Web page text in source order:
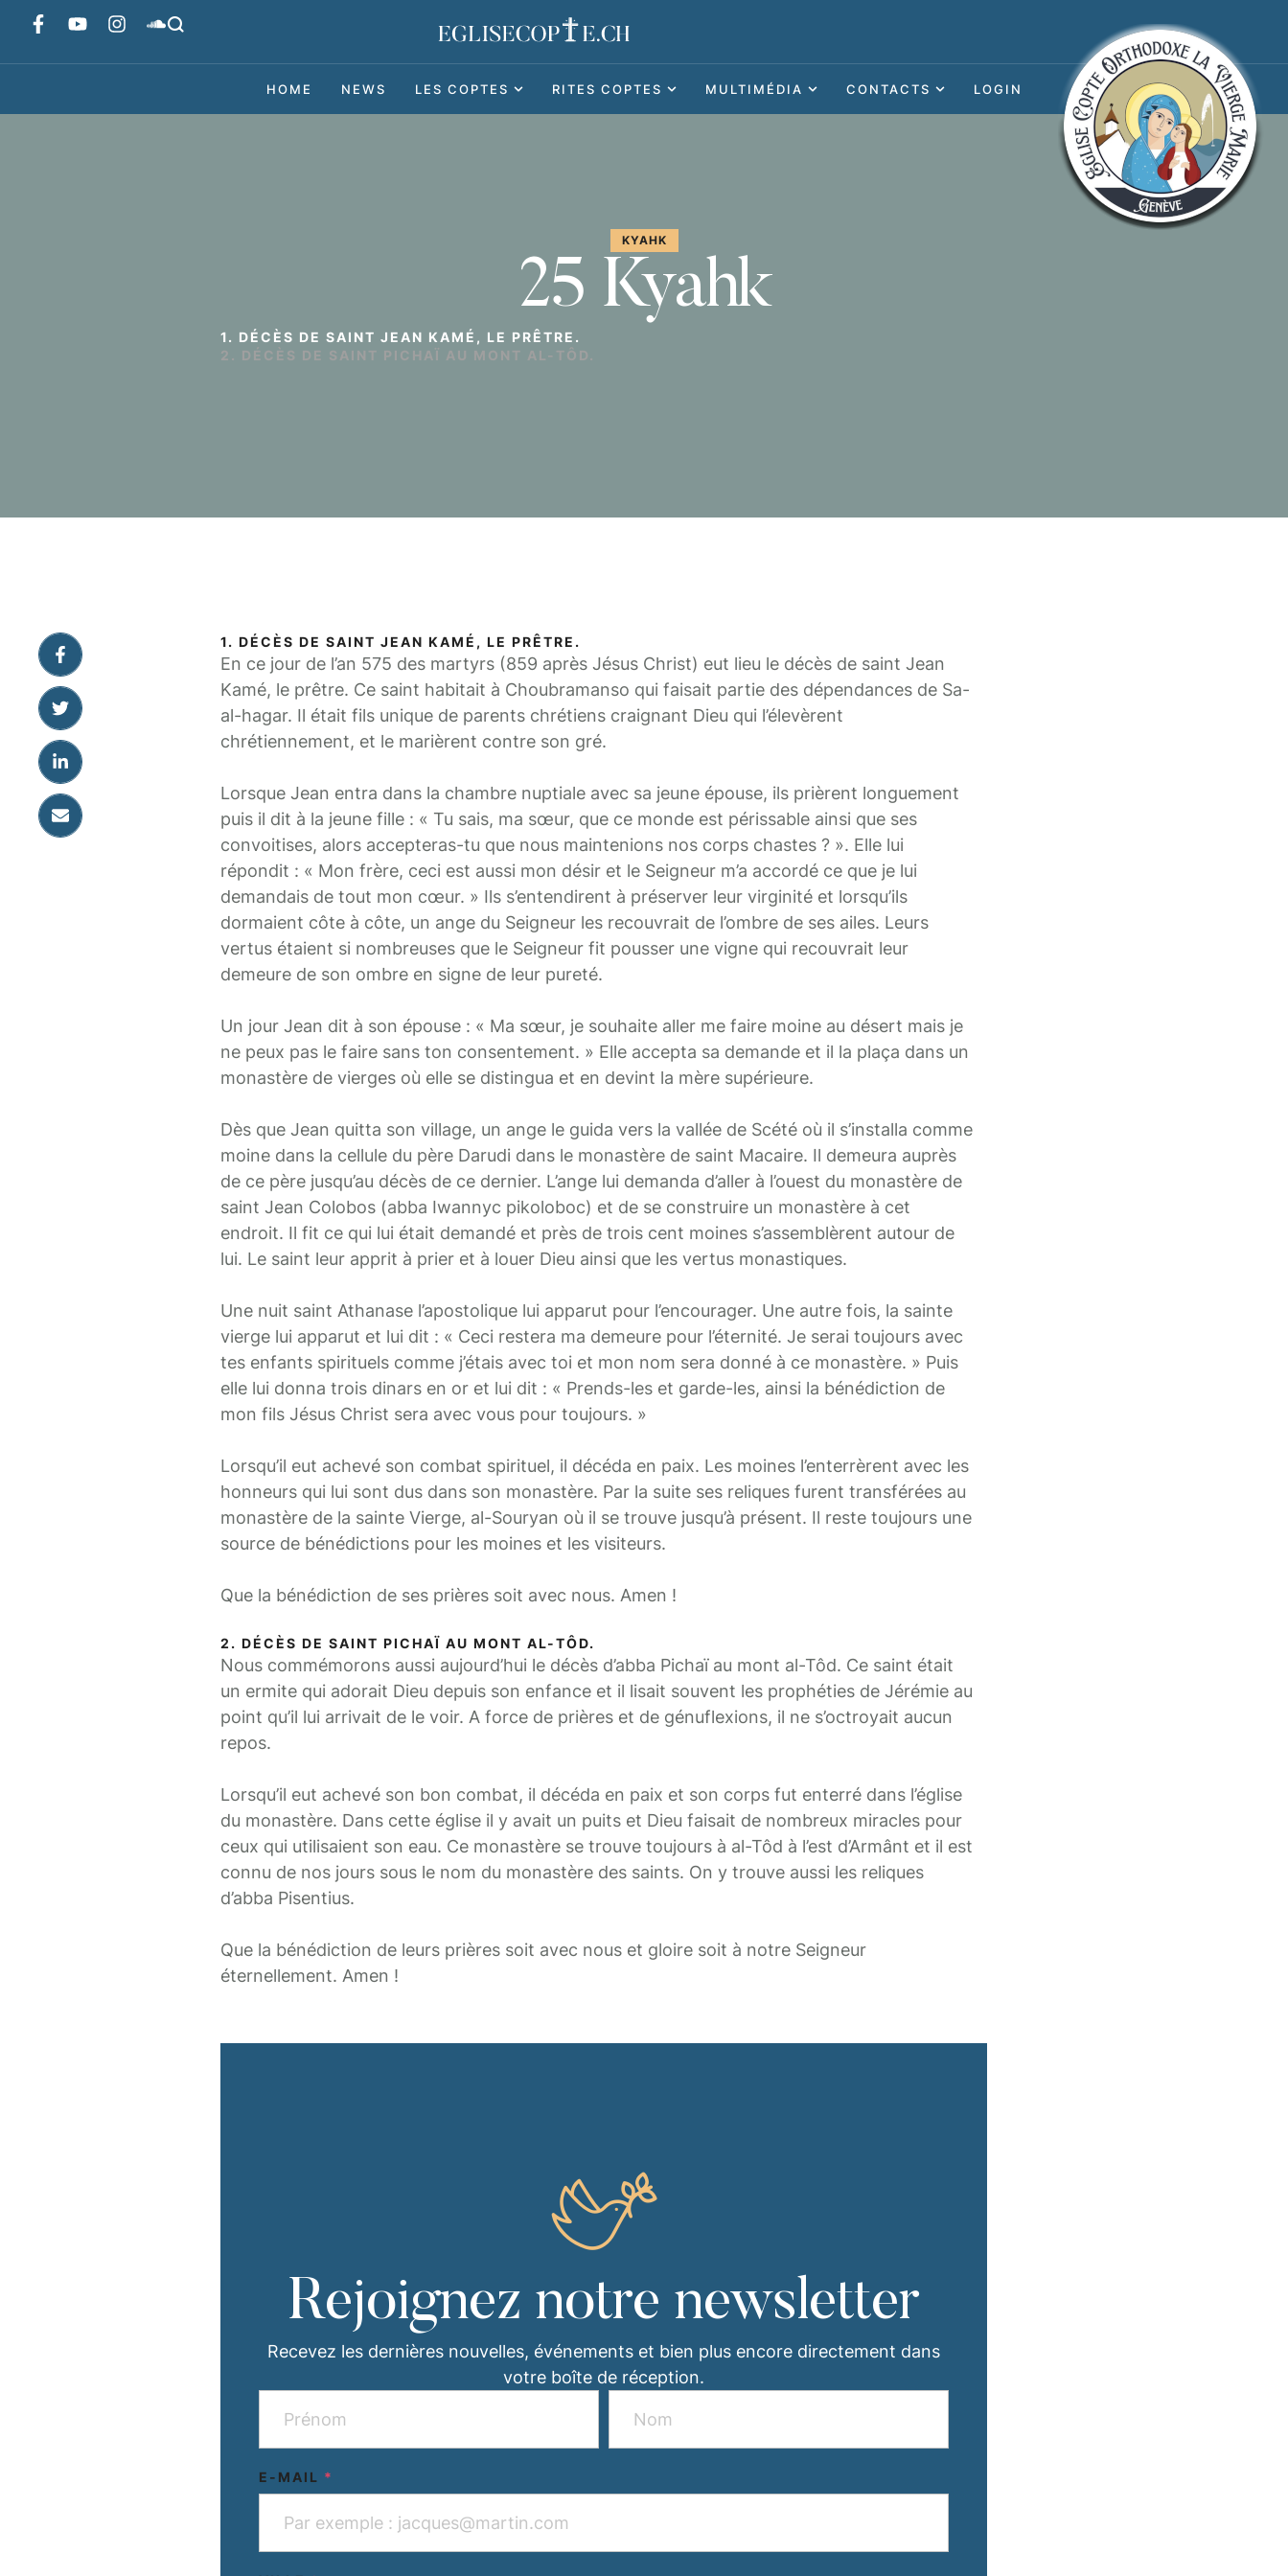
HOME NEWS LES COPTES RITES COPTES MULTIMÉDIA CONTACTS LOGIN
KYAHK
25 Kyahk
1. DÉCÈS DE SAINT JEAN KAMÉ, LE PRÊTRE.
2. DÉCÈS DE SAINT PICHAÏ AU MONT AL-TÔD.
1. DÉCÈS DE SAINT JEAN KAMÉ, LE PRÊTRE.
En ce jour de l’an 575 des martyrs (859 après Jésus Christ) eut lieu le décès de saint Jean
Kamé, le prêtre. Ce saint habitait à Choubramanso qui faisait partie des dépendances de Sa-
al-hagar. Il était fils unique de parents chrétiens craignant Dieu qui l’élevèrent
chrétiennement, et le marièrent contre son gré.
Lorsque Jean entra dans la chambre nuptiale avec sa jeune épouse, ils prièrent longuement
puis il dit à la jeune fille : « Tu sais, ma sœur, que ce monde est périssable ainsi que ses
convoitises, alors accepteras-tu que nous maintenions nos corps chastes ? ». Elle lui
répondit : « Mon frère, ceci est aussi mon désir et le Seigneur m’a accordé ce que je lui
demandais de tout mon cœur. » Ils s’entendirent à préserver leur virginité et lorsqu’ils
dormaient côte à côte, un ange du Seigneur les recouvrait de l’ombre de ses ailes. Leurs
vertus étaient si nombreuses que le Seigneur fit pousser une vigne qui recouvrait leur
demeure de son ombre en signe de leur pureté.
Un jour Jean dit à son épouse : « Ma sœur, je souhaite aller me faire moine au désert mais je
ne peux pas le faire sans ton consentement. » Elle accepta sa demande et il la plaça dans un
monastère de vierges où elle se distingua et en devint la mère supérieure.
Dès que Jean quitta son village, un ange le guida vers la vallée de Scété où il s’installa comme
moine dans la cellule du père Darudi dans le monastère de saint Macaire. Il demeura auprès
de ce père jusqu’au décès de ce dernier. L’ange lui demanda d’aller à l’ouest du monastère de
saint Jean Colobos (abba Iwannyc pikoloboc) et de se construire un monastère à cet
endroit. Il fit ce qui lui était demandé et près de trois cent moines s’assemblèrent autour de
lui. Le saint leur apprit à prier et à louer Dieu ainsi que les vertus monastiques.
Une nuit saint Athanase l’apostolique lui apparut pour l’encourager. Une autre fois, la sainte
vierge lui apparut et lui dit : « Ceci restera ma demeure pour l’éternité. Je serai toujours avec
tes enfants spirituels comme j’étais avec toi et mon nom sera donné à ce monastère. » Puis
elle lui donna trois dinars en or et lui dit : « Prends-les et garde-les, ainsi la bénédiction de
mon fils Jésus Christ sera avec vous pour toujours. »
Lorsqu’il eut achevé son combat spirituel, il décéda en paix. Les moines l’enterrèrent avec les
honneurs qui lui sont dus dans son monastère. Par la suite ses reliques furent transférées au
monastère de la sainte Vierge, al-Souryan où il se trouve jusqu’à présent. Il reste toujours une
source de bénédictions pour les moines et les visiteurs.
Que la bénédiction de ses prières soit avec nous. Amen !
2. DÉCÈS DE SAINT PICHAÏ AU MONT AL-TÔD.
Nous commémorons aussi aujourd’hui le décès d’abba Pichaï au mont al-Tôd. Ce saint était
un ermite qui adorait Dieu depuis son enfance et il lisait souvent les prophéties de Jérémie au
point qu’il lui arrivait de le voir. A force de prières et de génuflexions, il ne s’octroyait aucun
repos.
Lorsqu’il eut achevé son bon combat, il décéda en paix et son corps fut enterré dans l’église
du monastère. Dans cette église il y avait un puits et Dieu faisait de nombreux miracles pour
ceux qui utilisaient son eau. Ce monastère se trouve toujours à al-Tôd à l’est d’Armânt et il est
connu de nos jours sous le nom du monastère des saints. On y trouve aussi les reliques
d’abba Pisentius.
Que la bénédiction de leurs prières soit avec nous et gloire soit à notre Seigneur
éternellement. Amen !
Rejoignez notre newsletter
Recevez les dernières nouvelles, événements et bien plus encore directement dans
votre boîte de réception.
E-MAIL *